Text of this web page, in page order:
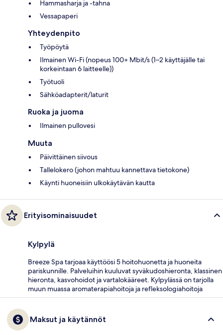
Hammasharja ja -tahna
Vessapaperi
Yhteydenpito
Työpöytä
Ilmainen Wi-Fi (nopeus 100+ Mbit/s (1–2 käyttäjälle tai
korkeintaan 6 laitteelle))
Työtuoli
Sähköadapterit/laturit
Ruoka ja juoma
Ilmainen pullovesi
Muuta
Päivittäinen siivous
Tallelokero (johon mahtuu kannettava tietokone)
Käynti huoneisiin ulkokäytävän kautta
Erityisominaisuudet
Kylpylä
Breeze Spa tarjoaa käyttöösi 5 hoitohuonetta ja huoneita
pariskunnille. Palveluihin kuuluvat syväkudoshieronta, klassinen
hieronta, kasvohoidot ja vartalokääreet. Kylpylässä on tarjolla
muun muassa aromaterapiahoitoja ja refleksologiahoitoja
Maksut ja käytännöt